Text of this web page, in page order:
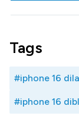
Tags
#iphone 16
#iphone 16